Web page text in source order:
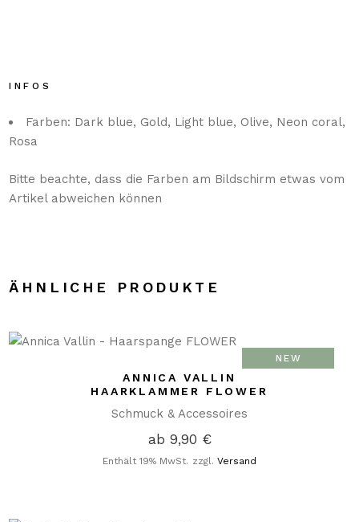
INFOS
Farben: Dark blue, Gold, Light blue, Olive, Neon coral,
Rosa
Bitte beachte, dass die Farben am Bildschirm etwas vom
Artikel abweichen können
ÄHNLICHE PRODUKTE
NEW
ANNICA VALLIN
HAARKLAMMER FLOWER
Schmuck & Accessoires
ab 9,90 €
Enthält 19% MwSt. zzgl. Versand